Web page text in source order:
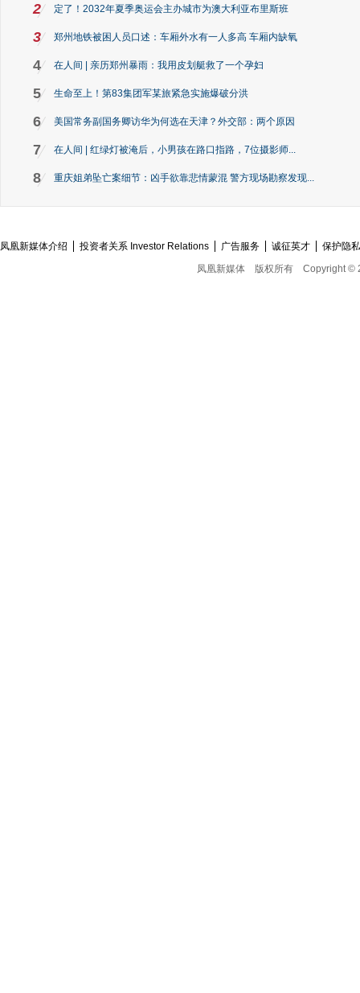
2 定了！2032年夏季奥运会主办城市为澳大利亚布里斯班
3 郑州地铁被困人员口述：车厢外水有一人多高 车厢内缺氧
4 在人间 | 亲历郑州暴雨：我用皮划艇救了一个孕妇
5 生命至上！第83集团军某旅紧急实施爆破分洪
6 美国常务副国务卿访华为何选在天津？外交部：两个原因
7 在人间 | 红绿灯被淹后，小男孩在路口指路，7位摄影师...
8 重庆姐弟坠亡案细节：凶手欲靠悲情蒙混 警方现场勘察发现...
凤凰新媒体介绍 投资者关系 Investor Relations 广告服务 诚征英才
保护隐
凤凰新媒体
版权所有 Copyright ©